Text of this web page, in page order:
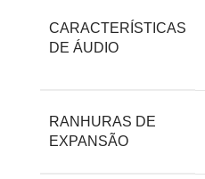
CARACTERÍSTICAS
DE ÁUDIO
RANHURAS DE
EXPANSÃO